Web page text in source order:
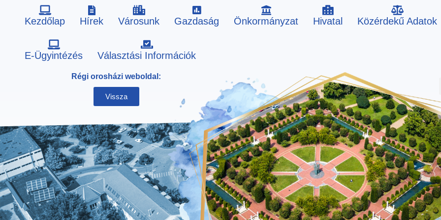
Kezdőlap Hírek Városunk Gazdaság Önkormányzat Hivatal Közérdekű Adatok
E-Ügyintézés Választási Információk
Régi orosházi weboldal:
Vissza